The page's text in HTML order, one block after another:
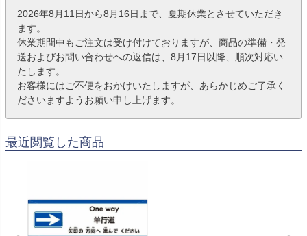
2026年8月11日から8月16日まで、夏期休業とさせていただき
ます。
休業期間中もご注文は受け付けておりますが、商品の準備・発
送およびお問い合わせへの返信は、8月17日以降、順次対応い
たします。
お客様にはご不便をおかけいたしますが、あらかじめご了承く
ださいますようお願い申し上げます。
最近閲覧した商品